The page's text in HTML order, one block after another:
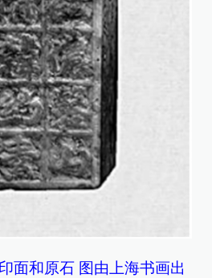
面和原石 图由上海书画出